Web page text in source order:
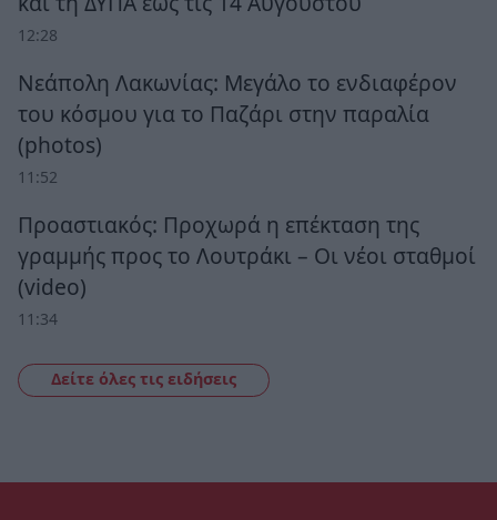
12:28
Νεάπολη Λακωνίας: Μεγάλο το ενδιαφέρον
του κόσμου για το Παζάρι στην παραλία
(photos)
11:52
Προαστιακός: Προχωρά η επέκταση της
γραμμής προς το Λουτράκι – Οι νέοι σταθμοί
(video)
11:34
Δείτε όλες τις ειδήσεις